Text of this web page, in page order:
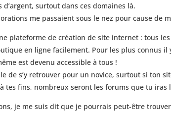
d’argent, surtout dans ces domaines là.
me passaient sous le nez pour cause de
plateforme de création de site internet : tous
en ligne facilement. Pour les plus connus il
est devenu accessible à tous !
de s’y retrouver pour un novice, surtout si ton
tes fins, nombreux seront les forums que tu iras
je me suis dit que je pourrais peut-être